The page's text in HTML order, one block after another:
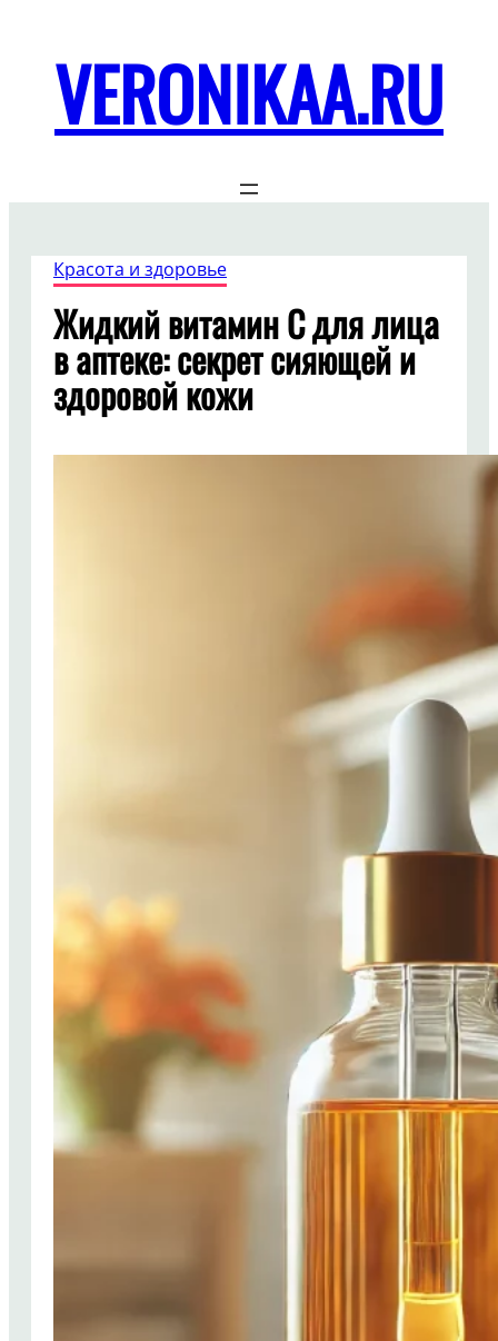
содержимому
VERONIKAA.RU
Красота и здоровье
Жидкий витамин C для лица
в аптеке: секрет сияющей и
здоровой кожи